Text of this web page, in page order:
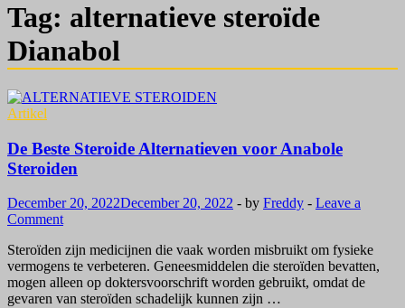
Tag: alternatieve steroïde
Dianabol
Artikel
De Beste Steroide Alternatieven voor Anabole
Steroiden
December 20, 2022December 20, 2022 - by Freddy - Leave a
Comment
Steroïden zijn medicijnen die vaak worden misbruikt om fysieke
vermogens te verbeteren. Geneesmiddelen die steroïden bevatten,
mogen alleen op doktersvoorschrift worden gebruikt, omdat de
gevaren van steroïden schadelijk kunnen zijn …